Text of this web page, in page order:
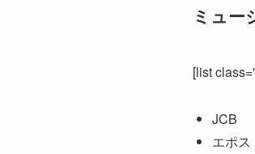
ミュー
[list
JCB
エポス